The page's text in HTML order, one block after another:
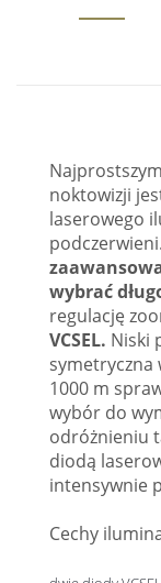
noktowizji
laserowego
podczerwieni.
wybrać
regulację
VCSEL. Niski
symetryczna
1000 m
wybór do
odróżnieniu
diodą
intensywnie
Cechy